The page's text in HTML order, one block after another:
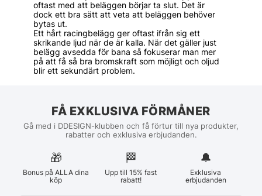
oftast med att beläggen börjar ta slut. Det är
dock ett bra sätt att veta att beläggen behöver
bytas ut.
Ett hårt racingbelägg ger oftast ifrån sig ett
skrikande ljud när de är kalla. När det gäller just
belägg avsedda för bana så fokuserar man mer
på att få så bra bromskraft som möjligt och oljud
blir ett sekundärt problem.
FÅ EXKLUSIVA FÖRMÅNER
Gå med i DDESIGN-klubben och få förtur till nya produkter,
rabatter och exklusiva erbjudanden.
🎁
Bonus på ALLA dina
köp
🏁︎
Upp till 15% fast
rabatt!
🔔
Exklusiva
erbjudanden